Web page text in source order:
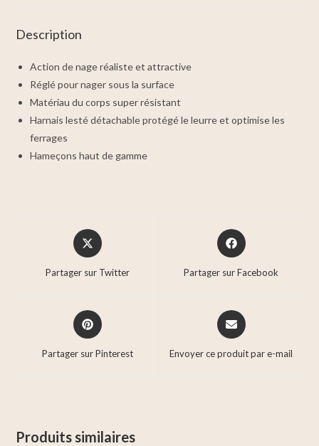
Description
Action de nage réaliste et attractive
Réglé pour nager sous la surface
Matériau du corps super résistant
Harnais lesté détachable protégé le leurre et optimise les
ferrages
Hameçons haut de gamme
Partager sur Twitter Partager sur Facebook
Partager sur Pinterest Envoyer ce produit par e-mail
Produits similaires